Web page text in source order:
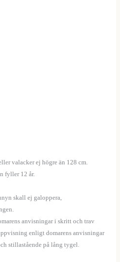
valacker ej högre än 128 cm.
fyller 12 år.
skall ej galoppera,
anvisningar i skritt och trav
enligt domarens anvisningar
stillastående på lång tygel.